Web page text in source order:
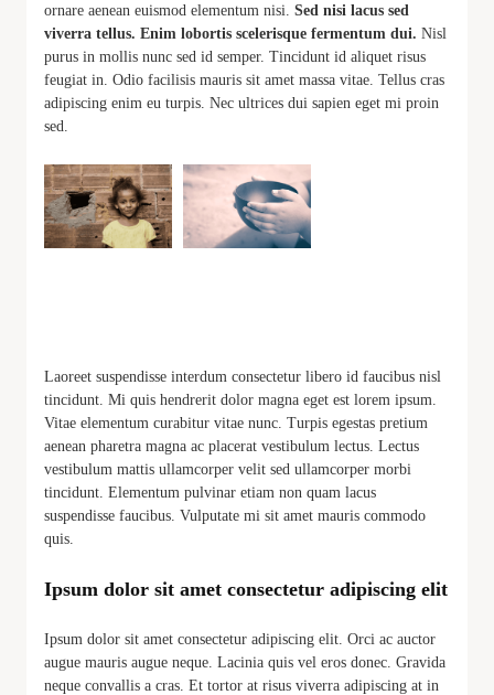
ornare aenean euismod elementum nisi. Sed nisi lacus sed
viverra tellus. Enim lobortis scelerisque fermentum dui. Nisl
purus in mollis nunc sed id semper. Tincidunt id aliquet risus
feugiat in. Odio facilisis mauris sit amet massa vitae. Tellus cras
adipiscing enim eu turpis. Nec ultrices dui sapien eget mi proin
sed.
Laoreet suspendisse interdum consectetur libero id faucibus nisl
tincidunt. Mi quis hendrerit dolor magna eget est lorem ipsum.
Vitae elementum curabitur vitae nunc. Turpis egestas pretium
aenean pharetra magna ac placerat vestibulum lectus. Lectus
vestibulum mattis ullamcorper velit sed ullamcorper morbi
tincidunt. Elementum pulvinar etiam non quam lacus
suspendisse faucibus. Vulputate mi sit amet mauris commodo
quis.
Ipsum dolor sit amet consectetur adipiscing elit
Ipsum dolor sit amet consectetur adipiscing elit. Orci ac auctor
augue mauris augue neque. Lacinia quis vel eros donec. Gravida
neque convallis a cras. Et tortor at risus viverra adipiscing at in